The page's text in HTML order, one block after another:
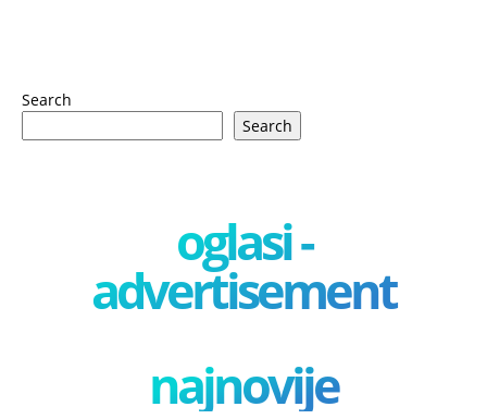
Search
Search
oglasi -
advertisement
najnovije